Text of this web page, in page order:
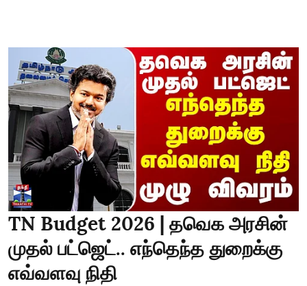
TN Budget 2026 | தவெக அரசின்
முதல் பட்ஜெட்.. எந்தெந்த துறைக்கு
எவ்வளவு நிதி